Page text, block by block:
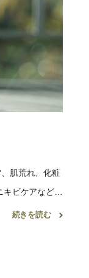
肌荒れ、化粧
ビケアなど、
す♡ そもそもお
続きを読む